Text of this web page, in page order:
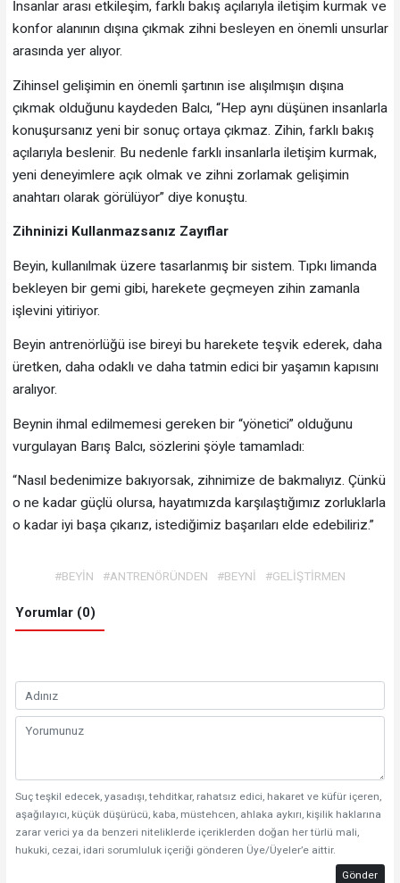
İnsanlar arası etkileşim, farklı bakış açılarıyla iletişim kurmak ve
konfor alanının dışına çıkmak zihni besleyen en önemli unsurlar
arasında yer alıyor.
Zihinsel gelişimin en önemli şartının ise alışılmışın dışına
çıkmak olduğunu kaydeden Balcı, “Hep aynı düşünen insanlarla
konuşursanız yeni bir sonuç ortaya çıkmaz. Zihin, farklı bakış
açılarıyla beslenir. Bu nedenle farklı insanlarla iletişim kurmak,
yeni deneyimlere açık olmak ve zihni zorlamak gelişimin
anahtarı olarak görülüyor” diye konuştu.
Zihninizi Kullanmazsanız Zayıflar
Beyin, kullanılmak üzere tasarlanmış bir sistem. Tıpkı limanda
bekleyen bir gemi gibi, harekete geçmeyen zihin zamanla
işlevini yitiriyor.
Beyin antrenörlüğü ise bireyi bu harekete teşvik ederek, daha
üretken, daha odaklı ve daha tatmin edici bir yaşamın kapısını
aralıyor.
Beynin ihmal edilmemesi gereken bir “yönetici” olduğunu
vurgulayan Barış Balcı, sözlerini şöyle tamamladı:
“Nasıl bedenimize bakıyorsak, zihnimize de bakmalıyız. Çünkü
o ne kadar güçlü olursa, hayatımızda karşılaştığımız zorluklarla
o kadar iyi başa çıkarız, istediğimiz başarıları elde edebiliriz.”
#BEYİN #ANTRENÖRÜNDEN #BEYNİ #GELİŞTİRMEN
Yorumlar (0)
Suç teşkil edecek, yasadışı, tehditkar, rahatsız edici, hakaret ve küfür içeren,
aşağılayıcı, küçük düşürücü, kaba, müstehcen, ahlaka aykırı, kişilik haklarına
zarar verici ya da benzeri niteliklerde içeriklerden doğan her türlü mali,
hukuki, cezai, idari sorumluluk içeriği gönderen Üye/Üyeler’e aittir.
Gönder